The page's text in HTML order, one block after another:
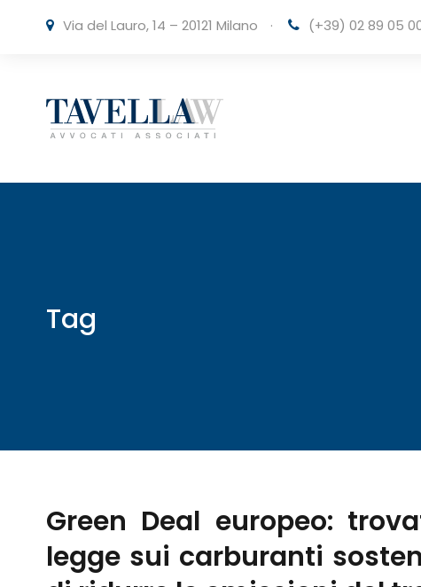
Via del Lauro, 14 – 20121 Milano · (+39) 02 89 05
Tag
Green Deal europeo:
legge sui carburanti